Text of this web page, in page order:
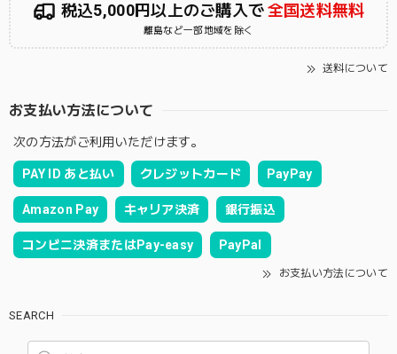
税込5,000円以上のご購入で全国送料無料
離島など一部地域を除く
送料について
お支払い方法について
次の方法がご利用いただけます。
PAY ID あと払い クレジットカード PayPay
Amazon Pay キャリア決済 銀行振込
コンビニ決済またはPay-easy PayPal
お支払い方法について
SEARCH